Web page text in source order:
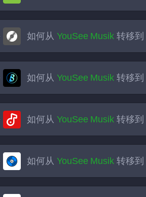
如何从 YouSee Musik 转移到
如何从 YouSee Musik 转移到
如何从 YouSee Musik 转移到
如何从 YouSee Musik 转移到